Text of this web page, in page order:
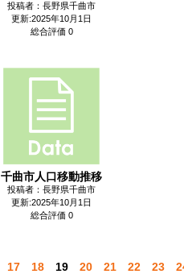
投稿者：長野県千曲市
更新:2025年10月1日
総合評価 0
千曲市人口移動推移
投稿者：長野県千曲市
更新:2025年10月1日
総合評価 0
17 18 19 20 21 22 23